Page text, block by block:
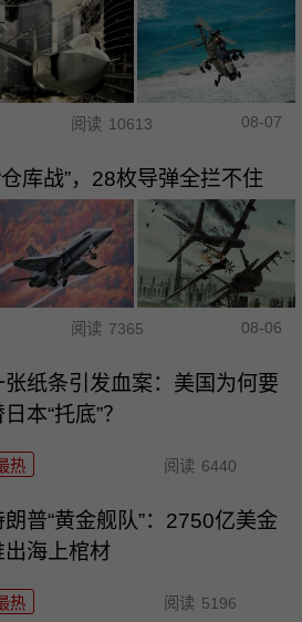
阅读 10613 08-07
库战”，28枚导弹全拦不住
阅读 7365 08-06
张纸条引发血案：美国为何要
本“托底”？
热 阅读 6440
朗普“黄金舰队”：2750亿美金
出海上棺材
热 阅读 5196